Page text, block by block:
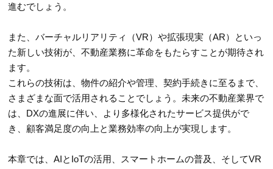
進むでしょう。
また、バーチャルリアリティ（VR）や拡張現実（AR）といっ
た新しい技術が、不動産業務に革命をもたらすことが期待され
ます。
これらの技術は、物件の紹介や管理、契約手続きに至るまで、
さまざまな面で活用されることでしょう。未来の不動産業界で
は、DXの進展に伴い、より多様化されたサービス提供がで
き、顧客満足度の向上と業務効率の向上が実現します。
本章では、AIとIoTの活用、スマートホームの普及、そしてVR